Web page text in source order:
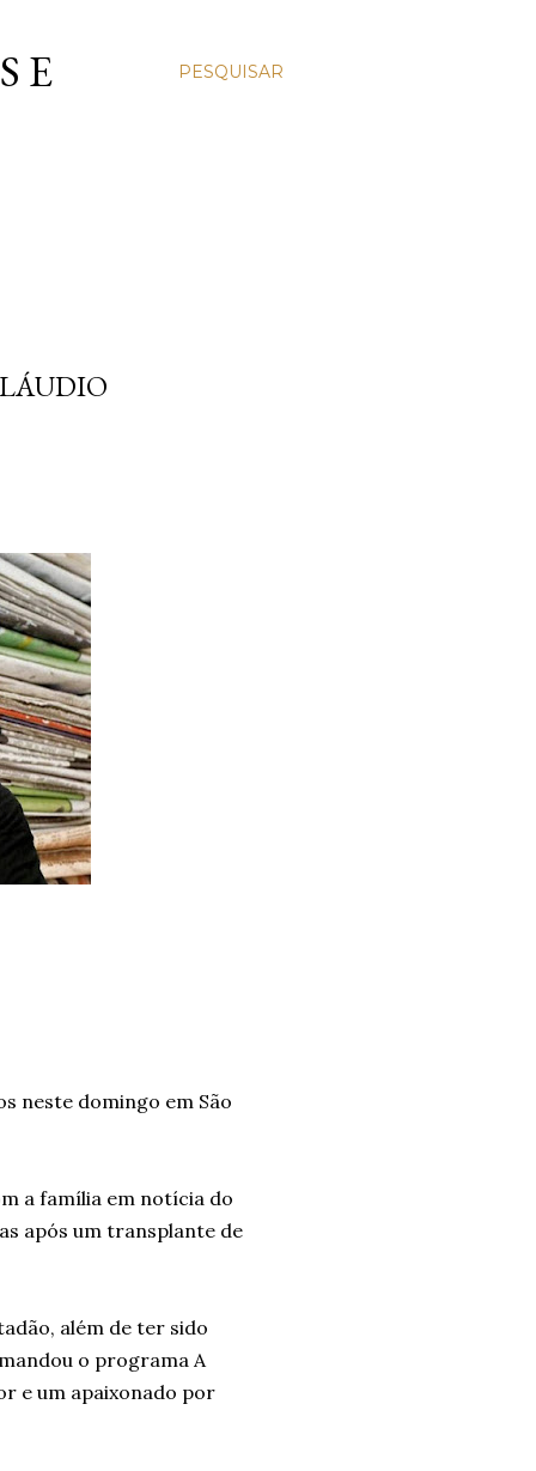
PESQUISAR
E
neste domingo em São
a família em notícia do
após um transplante de
além de ter sido
o programa A
e um apaixonado por